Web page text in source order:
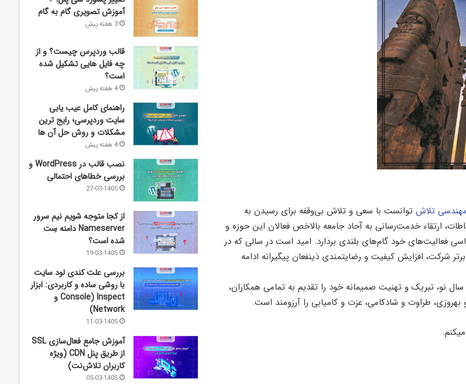
تلاشتوانست با سعی و تلاش بی‌وقفه برای رسیدن به
ارتقاء خدمت‌رسانی به آحاد جامعه بالاخص فعالان این حوزه و
فعالیت‌های خود گام‌های بلندی بردارد. امید است در سالی که در
شرکت، افزایش کیفیت و رضایتمندی ذینفعان پیگیرانه ادامه
سال نو، تبریک و تهنیت صمیمانه خود را تقدیم به تمامی همکاران،
طراوت و شادکامی، عزت و کامیابی را آرزومند است.
آموزش تصویری گام به گام
3 هفته پیش
قالب وردپرس چیست؟ و از
چه فایل­ هایی تشکیل شده
است؟
4 هفته پیش
راهنمای کامل عیب‌ یابی
سایت وردپرسی؛ رایج‌ ترین
مشکلات و روش حل آن‌ ها
4 هفته پیش
نصب قالب در WordPress و
بررسی خطاهای احتمالی
27-03-1405
از کجا متوجه شویم نیم ‌سرور
Nameserver دامنه سِت
شده است؟
19-03-1405
بررسی علت کندی لود سایت
با روشی ساده و کاربردی: ابزار
Inspect (Console و
Network)
11-03-1405
آموزش جامع فعال‌سازی SSL
از طریق پنل CDN (ویژه
کاربران تلاش‌نت)
05-03-1405